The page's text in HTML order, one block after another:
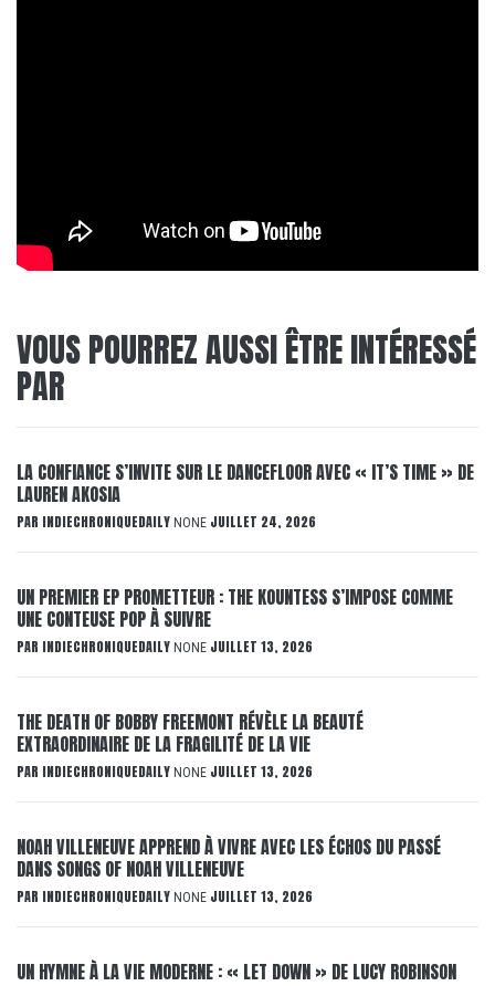
VOUS POURREZ AUSSI ÊTRE INTÉRESSÉ
PAR
LA CONFIANCE S’INVITE SUR LE DANCEFLOOR AVEC « IT’S TIME » DE
LAUREN AKOSIA
PAR INDIECHRONIQUEDAILY NONE JUILLET 24, 2026
UN PREMIER EP PROMETTEUR : THE KOUNTESS S’IMPOSE COMME
UNE CONTEUSE POP À SUIVRE
PAR INDIECHRONIQUEDAILY NONE JUILLET 13, 2026
THE DEATH OF BOBBY FREEMONT RÉVÈLE LA BEAUTÉ
EXTRAORDINAIRE DE LA FRAGILITÉ DE LA VIE
PAR INDIECHRONIQUEDAILY NONE JUILLET 13, 2026
NOAH VILLENEUVE APPREND À VIVRE AVEC LES ÉCHOS DU PASSÉ
DANS SONGS OF NOAH VILLENEUVE
PAR INDIECHRONIQUEDAILY NONE JUILLET 13, 2026
UN HYMNE À LA VIE MODERNE : « LET DOWN » DE LUCY ROBINSON